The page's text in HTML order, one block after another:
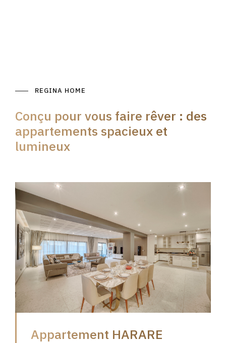
REGINA HOME
Conçu pour vous faire rêver : des
appartements spacieux et
lumineux
Appartement HARARE